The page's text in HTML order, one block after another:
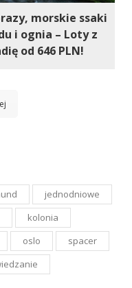
morskie ssaki
i ognia – Loty z
od 646 PLN!
jednodniowe
kolonia
oslo
spacer